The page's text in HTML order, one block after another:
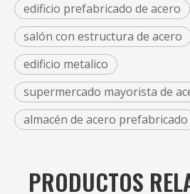
edificio prefabricado de acero
salón con estructura de acero
edificio metalico
supermercado mayorista de
almacén de acero prefabricado
PRODUCTOS